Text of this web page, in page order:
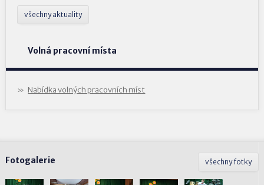
všechny aktuality
Volná pracovní místa
Nabídka volných pracovních míst
všechny fotky
Fotogalerie